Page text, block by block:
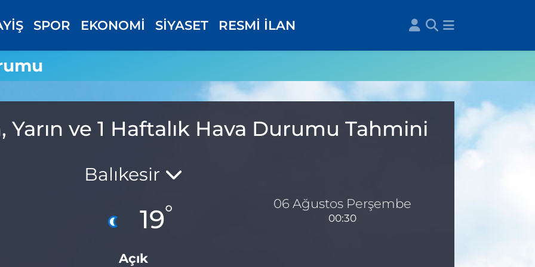
SPOR EKONOMİ SİYASET RESMİ İLAN
Yarın ve 1 Haftalık Hava Durumu Tahmini
Balıkesir
19°
Açık
06 Ağustos Perşembe
00:30